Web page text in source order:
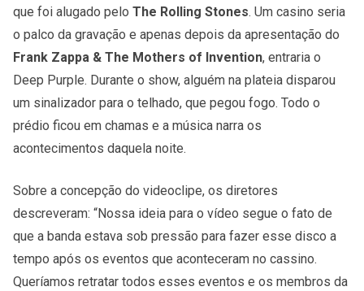
que foi alugado pelo The Rolling Stones. Um casino seria
o palco da gravação e apenas depois da apresentação do
Frank Zappa & The Mothers of Invention, entraria o
Deep Purple. Durante o show, alguém na plateia disparou
um sinalizador para o telhado, que pegou fogo. Todo o
prédio ficou em chamas e a música narra os
acontecimentos daquela noite.
Sobre a concepção do videoclipe, os diretores
descreveram: “Nossa ideia para o vídeo segue o fato de
que a banda estava sob pressão para fazer esse disco a
tempo após os eventos que aconteceram no cassino.
Queríamos retratar todos esses eventos e os membros da